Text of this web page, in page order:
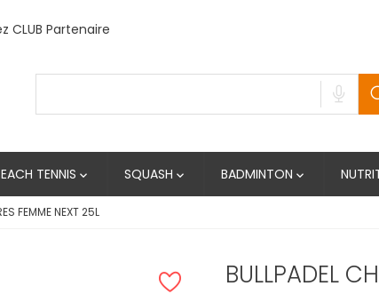
CLUB Partenaire
TENNIS  SQUASH  BADMINTON 
FEMME NEXT 25L
BULLPADEL